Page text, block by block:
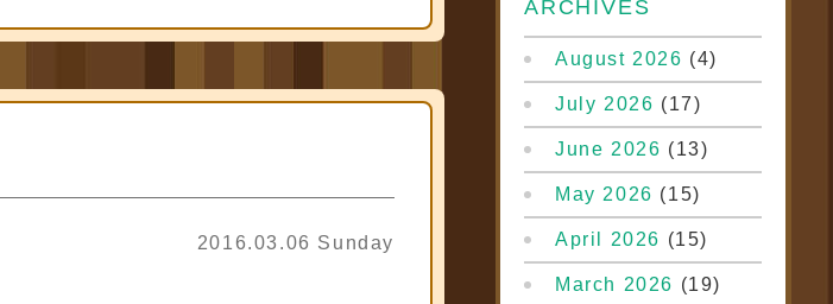
2016.03.06 Sunday
ARCHIVES
August 2026 (4)
July 2026 (17)
June 2026 (13)
May 2026 (15)
April 2026 (15)
March 2026 (19)